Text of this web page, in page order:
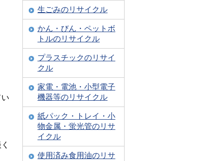
生ごみのリサイクル
かん・びん・ペットボ
トルのリサイクル
プラスチックのリサイ
クル
家電・電池・小型電子
機器等のリサイクル
紙パック・トレイ・小
物金属・蛍光管のリサ
イクル
使用済み食用油のリサ